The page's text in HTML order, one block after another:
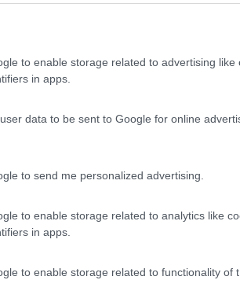
to enable storage related to advertising like
in apps.
data to be sent to Google for online
to send me personalized advertising.
to enable storage related to analytics like
in apps.
to enable storage related to functionality of
andremo a vedere questo